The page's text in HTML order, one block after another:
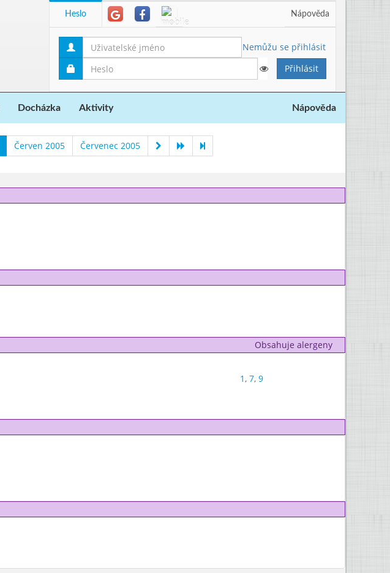
Heslo Nápověda
Nemůžu se přihlásit
Docházka Aktivity Nápověda
Červen 2005 Červenec 2005
Obsahuje alergeny
1, 7, 9